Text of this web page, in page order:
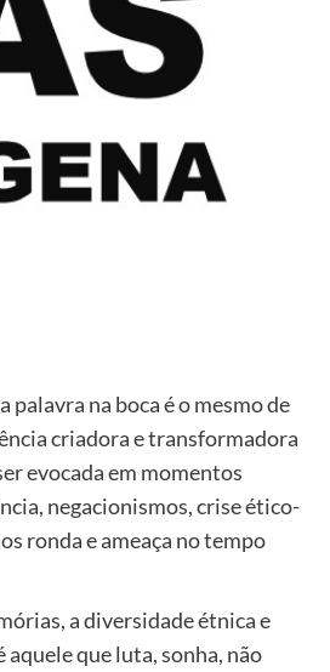
na boca é o mesmo de
criadora e transformadora
evocada em momentos
negacionismos, crise ético-
ronda e ameaça no tempo
a diversidade étnica e
que luta, sonha, não